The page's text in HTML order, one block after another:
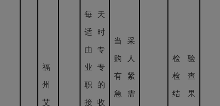
福
州
艾
每天
适时
由专
业专
职的
接收
当采
购人
有紧
急需
检验
检查
结果